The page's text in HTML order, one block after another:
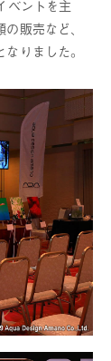
ベントを主
販売など、
りました。